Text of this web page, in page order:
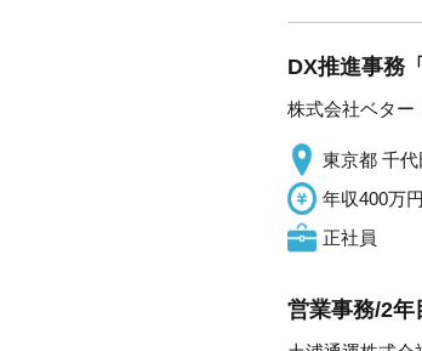
DX推進事務
株式会社ベター
東京都 千代
年収400万
正社員
営業事務/2年